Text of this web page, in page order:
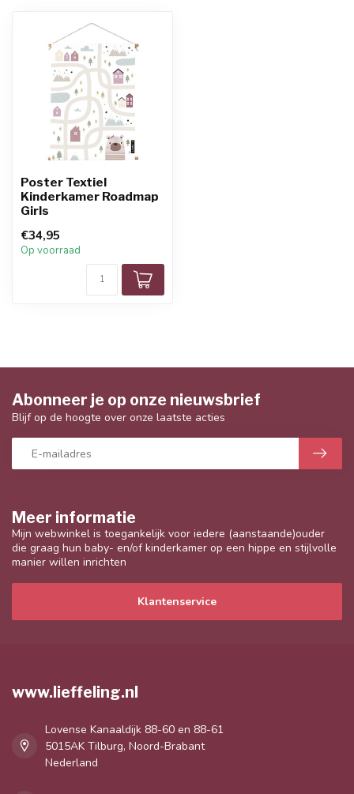
Poster Textiel
Kinderkamer Roadmap
Girls
€34,95
Op voorraad
Meer informatie
Mijn webwinkel is toegankelijk voor iedere (aanstaande)ouder
die graag hun baby- en/of kinderkamer op een hippe en stijlvolle
manier willen inrichten
Klantenservice
Abonneer je op onze nieuwsbrief
Blijf op de hoogte over onze laatste acties
www.lieffeling.nl
Lovense Kanaaldijk 88-60 en 88-61
5015AK Tilburg, Noord-Brabant
Nederland